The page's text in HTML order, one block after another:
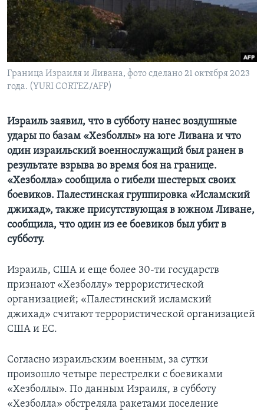
Learning English
СОЦИАЛЬНЫЕ СЕТИ
Граница Израиля и Ливана, фото сделано 21 октября 2023
года. (YURI CORTEZ/AFP)
Израиль заявил, что в субботу нанес воздушные
удары по базам «Хезболлы» на юге Ливана и что
один израильский военнослужащий был ранен в
результате взрыва во время боя на границе.
«Хезболла» сообщила о гибели шестерых своих
боевиков. Палестинская группировка «Исламский
джихад», также присутствующая в южном Ливане,
сообщила, что один из ее боевиков был убит в
субботу.
Израиль, США и еще более 30-ти государств
признают «Хезболлу» террористической
организацией; «Палестинский исламский
джихад» считают террористической организацией
США и ЕС.
Согласно израильским военным, за сутки
произошло четыре перестрелки с боевиками
«Хезболлы». По данным Израиля, в субботу
«Хезболла» обстреляла ракетами поселение